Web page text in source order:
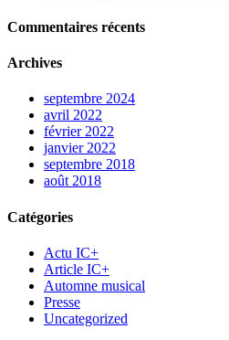
Commentaires récents
Archives
septembre 2024
avril 2022
février 2022
janvier 2022
septembre 2018
août 2018
Catégories
Actu IC+
Article IC+
Automne musical
Presse
Uncategorized